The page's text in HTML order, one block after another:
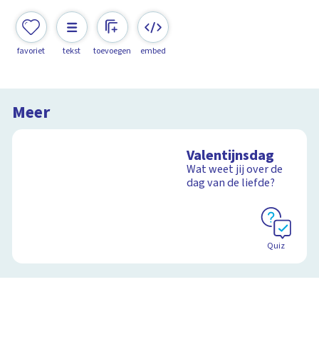
favoriet tekst toevoegen embed
Meer
Valentijnsdag
Wat weet jij over de
dag van de liefde?
Quiz